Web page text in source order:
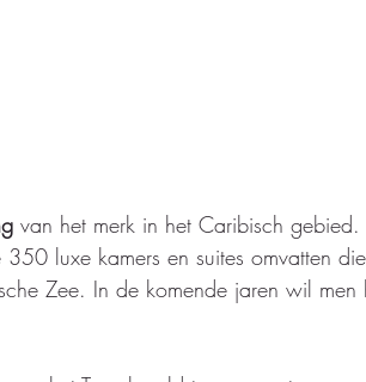
van het merk in het Caribisch
luxe kamers en suites omvatten
Zee. In de komende jaren wil men